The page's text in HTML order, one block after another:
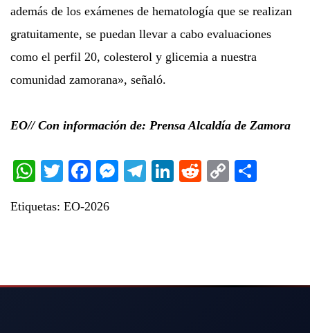
además de los exámenes de hematología que se realizan
gratuitamente, se puedan llevar a cabo evaluaciones
como el perfil 20, colesterol y glicemia a nuestra
comunidad zamorana», señaló.
EO// Con información de: Prensa Alcaldía de Zamora
WhatsApp
TwitterFacebook
Messenger
Telegram
LinkedIn
RedditCopy
Etiquetas: EO-2026